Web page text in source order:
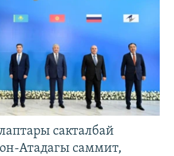
сакталбай
Атадагы саммит,